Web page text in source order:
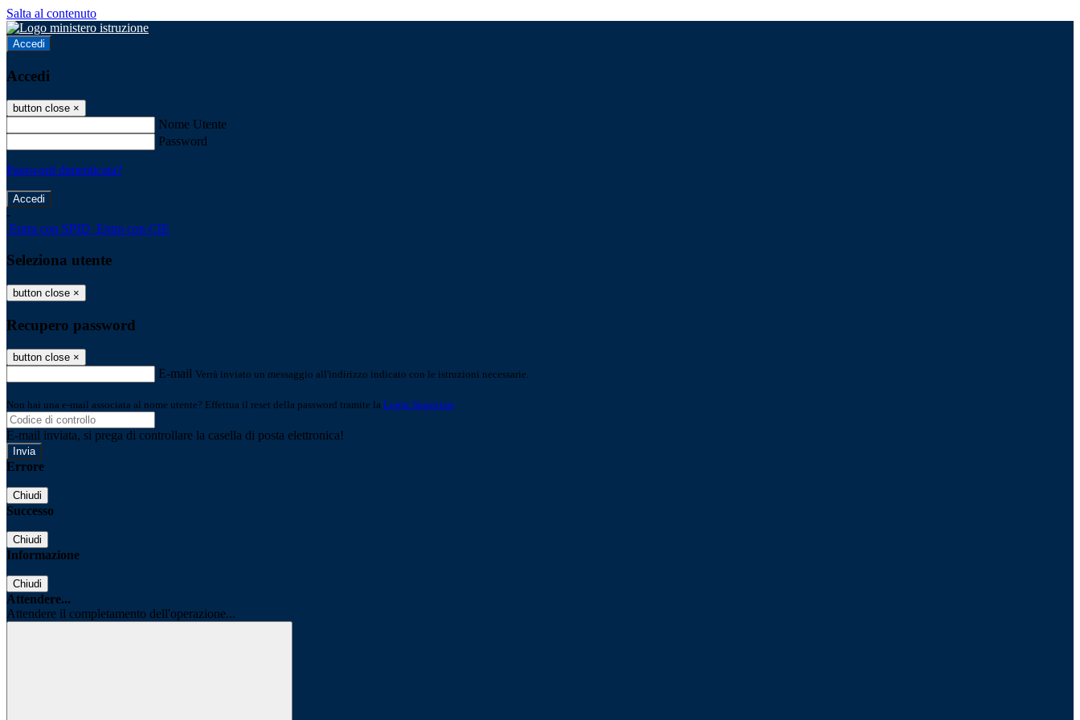
Salta al contenuto
Accedi
Accedi
button close ×
Nome Utente
Password
Password dimenticata?
-
Entra con SPID Entra con CIE
Seleziona utente
button close ×
Recupero password
button close ×
E-mail Verrà inviato un messaggio all'indirizzo indicato con le istruzioni necessarie.
Non hai una e-mail associata al nome utente? Effettua il reset della password tramite la Login Spaggiari
E-mail inviata, si prega di controllare la casella di posta elettronica!
Errore
Chiudi
Successo
Chiudi
Informazione
Chiudi
Attendere...
Attendere il completamento dell'operazione...